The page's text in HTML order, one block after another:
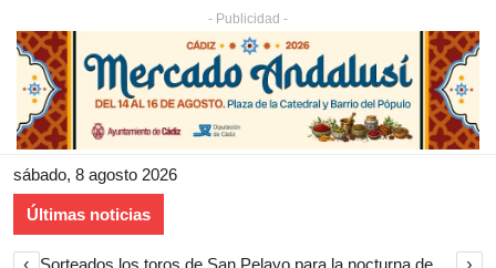
- Publicidad -
sábado, 8 agosto 2026
Últimas noticias
‹ Sorteados los toros de San Pelayo para la nocturna de rejones en El Puerto de Santa María ›